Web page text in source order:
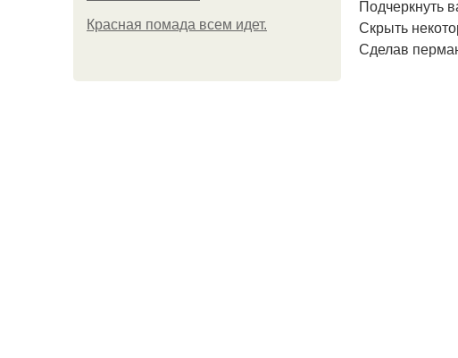
Красная помада всем идет.
Подчеркнуть
Скрыть
Сделав